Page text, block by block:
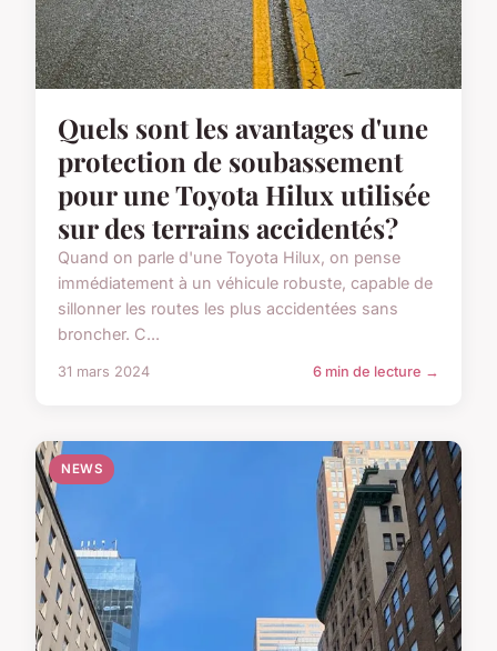
Quels sont les avantages d'une
protection de soubassement
pour une Toyota Hilux utilisée
sur des terrains accidentés?
Quand on parle d'une Toyota Hilux, on pense
immédiatement à un véhicule robuste, capable de
sillonner les routes les plus accidentées sans
broncher. C...
31 mars 2024 6 min de lecture →
NEWS